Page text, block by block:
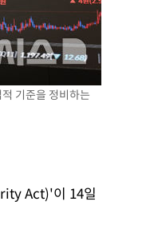
기준을 정비하는
Act)'이 14일